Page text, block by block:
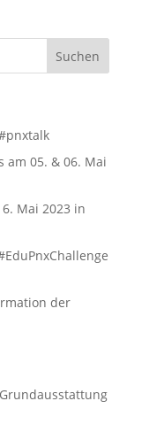
05. & 06. Mai
Mai 2023 in
der